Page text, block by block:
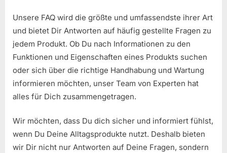
Unsere FAQ wird die größte und umfassendste ihrer Art
und bietet Dir Antworten auf häufig gestellte Fragen zu
jedem Produkt. Ob Du nach Informationen zu den
Funktionen und Eigenschaften eines Produkts suchen
oder sich über die richtige Handhabung und Wartung
informieren möchten, unser Team von Experten hat
alles für Dich zusammengetragen.
Wir möchten, dass Du dich sicher und informiert fühlst,
wenn Du Deine Alltagsprodukte nutzt. Deshalb bieten
wir Dir nicht nur Antworten auf Deine Fragen, sondern